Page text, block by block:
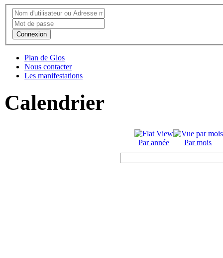
Connexion
Plan de Glos
Nous contacter
Les manifestations
Calendrier
Par année Par mois